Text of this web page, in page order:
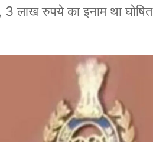
3 लाख रुपये का इनाम था घोषित